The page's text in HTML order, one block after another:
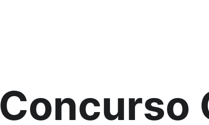
Concurso